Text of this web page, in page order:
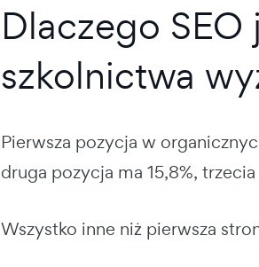
Dlaczego
szkolnictwa
Pierwsza pozycja w
druga pozycja ma 15,8%,
Wszystko inne niż pierwsza